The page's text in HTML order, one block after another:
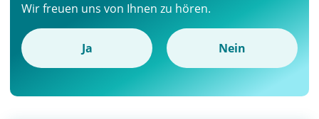
Wir freuen uns von Ihnen zu hören.
Ja Nein